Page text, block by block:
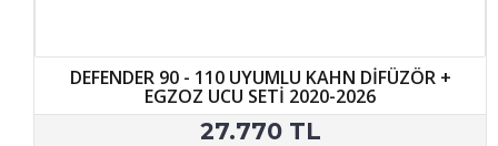
DEFENDER 90 - 110 UYUMLU KAHN DİFÜZÖR +
EGZOZ UCU SETİ 2020-2026
27.770 TL